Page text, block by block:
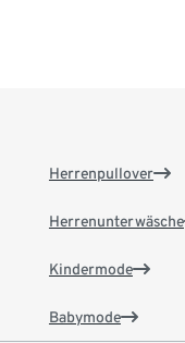
Herrenpullover
Herrenunterwäsche
Kindermode
Babymode